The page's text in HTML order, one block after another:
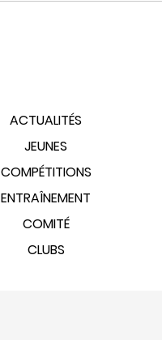
ACTUALITÉS
JEUNES
COMPÉTITIONS
ENTRAÎNEMENT
COMITÉ
CLUBS